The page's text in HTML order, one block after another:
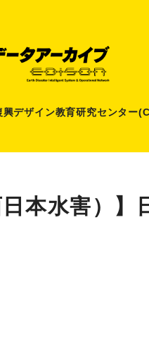
興デザイン教育研究センター
日本水害）